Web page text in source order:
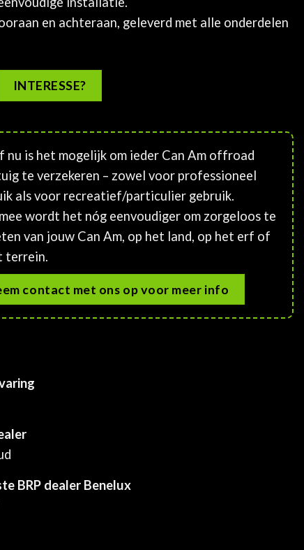
en achteraan, geleverd met alle onderdelen
INTERESSE?
nu is het mogelijk om ieder Can Am offroad
te verzekeren – zowel voor professioneel
als voor recreatief/particulier gebruik.
wordt het nóg eenvoudiger om zorgeloos te
van jouw Can Am, op het land, op het erf of
terrein.
contact met ons op voor meer info
BRP dealer Benelux